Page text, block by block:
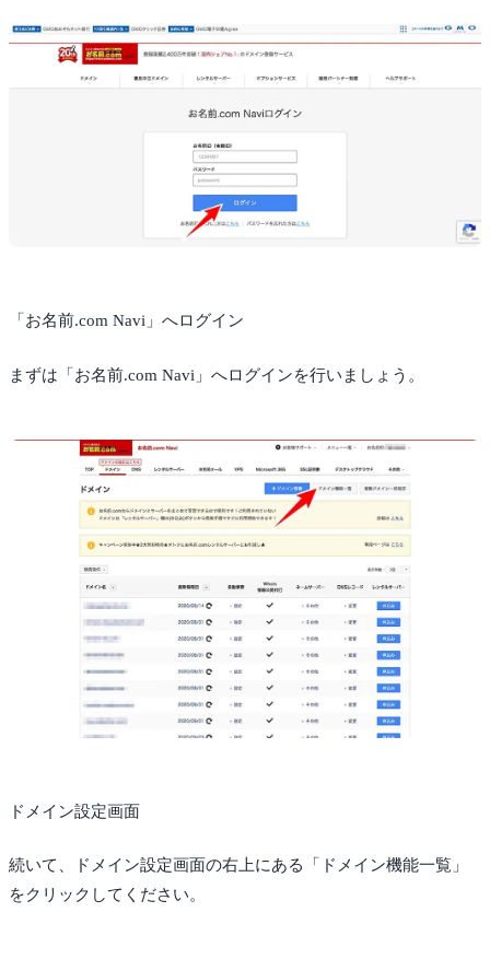
「お名前.com Navi」へログイン
まずは「お名前.com Navi」へログインを行いましょう。
ドメイン設定画面
続いて、ドメイン設定画面の右上にある「ドメイン機能一覧」
をクリックしてください。